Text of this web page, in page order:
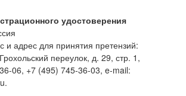
удостоверения
и адрес для принятия претензий:
переулок, д. 29, стр. 1,
06, +7 (495) 745-36-03, e-mail: